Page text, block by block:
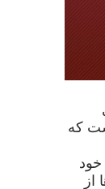
که